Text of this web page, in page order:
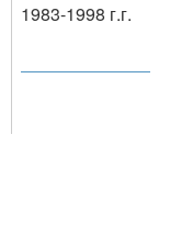
1983-1998 г.г.